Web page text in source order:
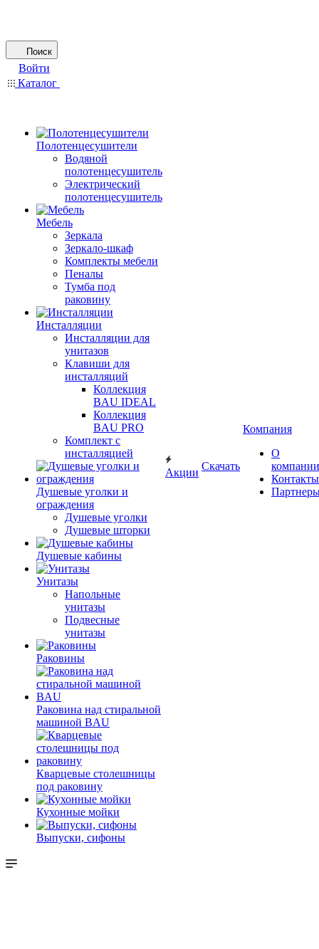
Поиск
Войти
Каталог
Полотенцесушители
Водяной
полотенцесушитель
Электрический
полотенцесушитель
Мебель
Зеркала
Зеркало-шкаф
Комплекты мебели
Пеналы
Тумба под
раковину
Инсталляции
Инсталляции для
унитазов
Клавиши для
инсталляций
Коллекция
BAU IDEAL
Коллекция
BAU PRO
Комплект с
инсталляцией
Душевые уголки и
ограждения
Душевые уголки
Душевые шторки
Душевые кабины
Унитазы
Напольные
унитазы
Подвесные
унитазы
Раковины
Раковина над стиральной
машиной BAU
Кварцевые столешницы
под раковину
Кухонные мойки
Выпуски, сифоны
Акции
Скачать
Компания
О
компании
Контакты